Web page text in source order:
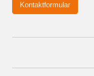
Kontaktformular